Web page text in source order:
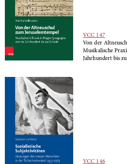
VCC 147
Von der
Musikalische
Jahrhundert bis
VCC 146